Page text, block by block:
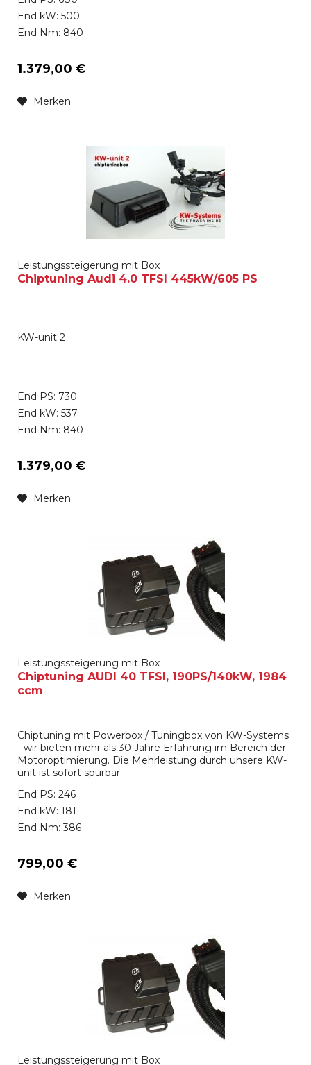
End kW: 500
End Nm: 840
1.379,00 €
Merken
Leistungssteigerung mit Box
Chiptuning Audi 4.0 TFSI 445kW/605 PS
KW-unit 2
End PS: 730
End kW: 537
End Nm: 840
1.379,00 €
Merken
Leistungssteigerung mit Box
Chiptuning AUDI 40 TFSI, 190PS/140kW, 1984
ccm
Chiptuning mit Powerbox / Tuningbox von KW-Systems
- wir bieten mehr als 30 Jahre Erfahrung im Bereich der
Motoroptimierung. Die Mehrleistung durch unsere KW-
unit ist sofort spürbar.
End PS: 246
End kW: 181
End Nm: 386
799,00 €
Merken
Leistungssteigerung mit Box